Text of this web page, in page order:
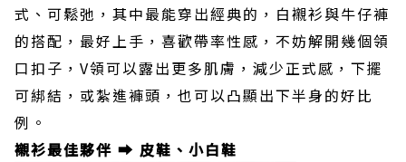
式、可鬆弛，其中最能穿出經典的，白襯衫與牛仔褲
的搭配，最好上手，喜歡帶率性感，不妨解開幾個領
口扣子，V領可以露出更多肌膚，減少正式感，下擺
可綁結，或紮進褲頭，也可以凸顯出下半身的好比
例。
襯衫最佳夥伴 ➡️ 皮鞋、小白鞋